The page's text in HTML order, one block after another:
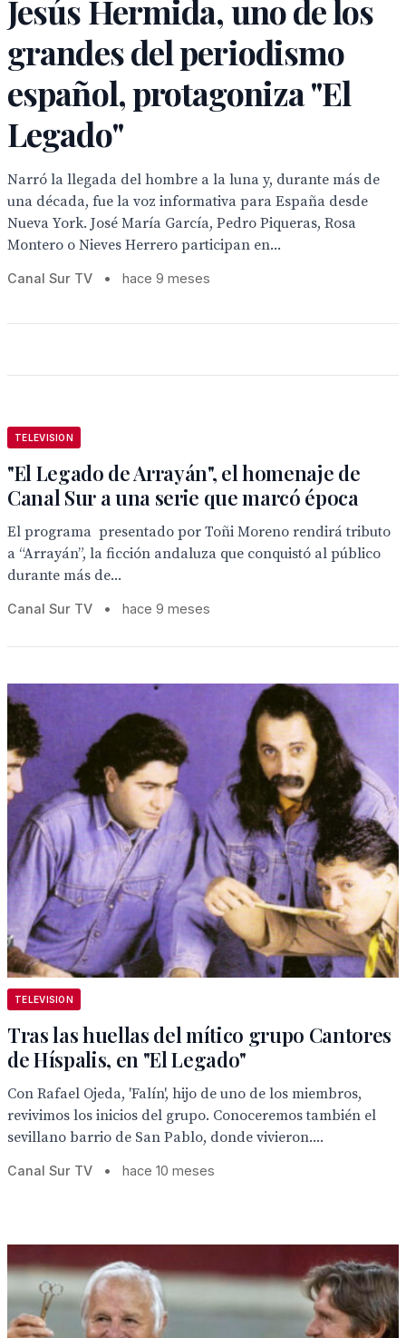
Jesús Hermida, uno de los
grandes del periodismo
español, protagoniza "El
Legado"
Narró la llegada del hombre a la luna y, durante más de
una década, fue la voz informativa para España desde
Nueva York. José María García, Pedro Piqueras, Rosa
Montero o Nieves Herrero participan en...
Canal Sur TV • hace 9 meses
TELEVISION
"El Legado de Arrayán", el homenaje de
Canal Sur a una serie que marcó época
El programa presentado por Toñi Moreno rendirá tributo
a “Arrayán”, la ficción andaluza que conquistó al público
durante más de...
Canal Sur TV • hace 9 meses
TELEVISION
Tras las huellas del mítico grupo Cantores
de Híspalis, en "El Legado"
Con Rafael Ojeda, 'Falín', hijo de uno de los miembros,
revivimos los inicios del grupo. Conoceremos también el
sevillano barrio de San Pablo, donde vivieron....
Canal Sur TV • hace 10 meses